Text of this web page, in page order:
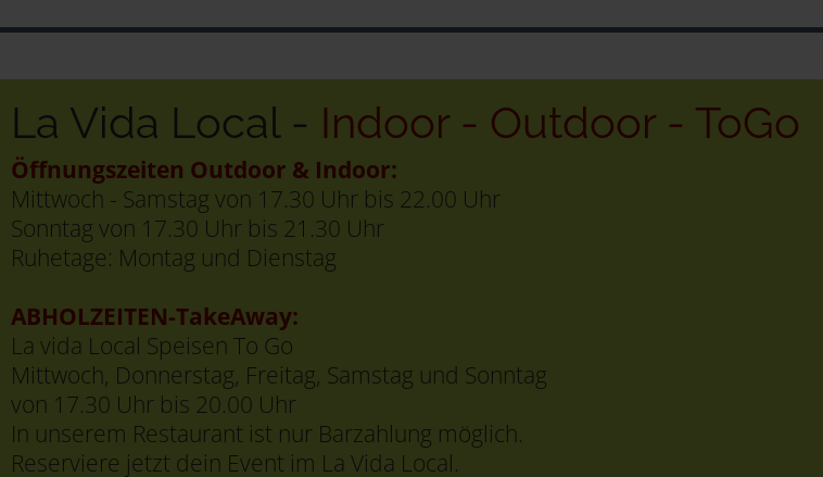
La Vida Local - Indoor - Outdoor - ToGo
Öffnungszeiten Outdoor & Indoor:
Mittwoch - Samstag von 17.30 Uhr bis 22.00 Uhr
Sonntag von 17.30 Uhr bis 21.30 Uhr
Ruhetage: Montag und Dienstag
ABHOLZEITEN-TakeAway:
La vida Local Speisen To Go
Mittwoch, Donnerstag, Freitag, Samstag und Sonntag
von 17.30 Uhr bis 20.00 Uhr
In unserem Restaurant ist nur Barzahlung möglich.
Reserviere jetzt dein Event im La Vida Local.